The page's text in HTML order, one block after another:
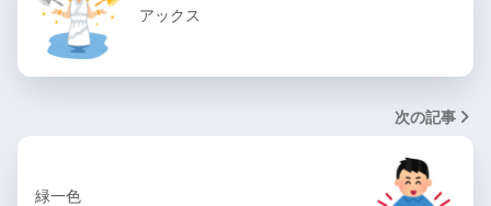
アックス
次の記事
緑一色